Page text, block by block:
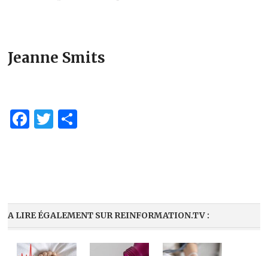
Jeanne Smits
Facebook
Twitter
A LIRE ÉGALEMENT SUR REINFORMATION.TV :